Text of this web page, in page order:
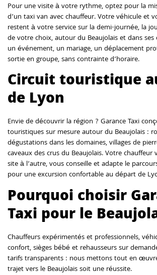
Pour une visite à votre rythme, optez pour la
d’un taxi van avec chauffeur. Votre véhicule et
restent à votre service sur la demi-journée, la
de votre choix, autour du Beaujolais et dans
un événement, un mariage, un déplacement
sortie en groupe, sans contrainte d’horaire.
Circuit touristique
de Lyon
Envie de découvrir la région ? Garance Taxi
touristiques sur mesure autour du Beaujolais :
dégustations dans les domaines, villages de
caveaux des crus du Beaujolais. Votre chauffeur
site à l’autre, vous conseille et adapte le
pour une excursion confortable au départ de
Pourquoi choisir
Taxi pour le
Chauffeurs expérimentés et professionnels,
confort, sièges bébé et rehausseurs sur
tarifs transparents : nous mettons tout en
trajet vers le Beaujolais soit une réussite.